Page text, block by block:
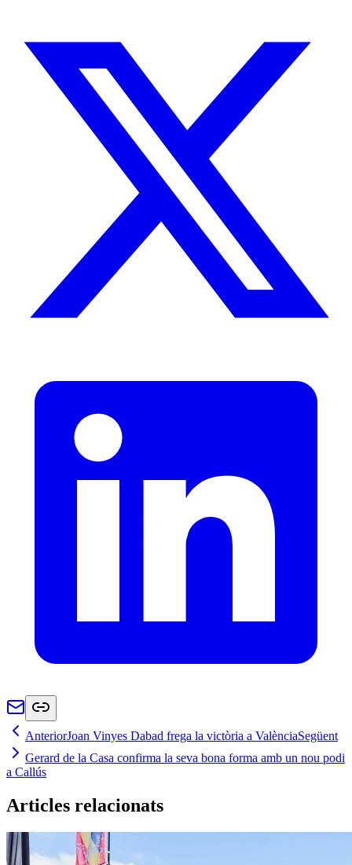
AnteriorJoan Vinyes Dabad frega la victòria a ValènciaSegüent
Gerard de la Casa confirma la seva bona forma amb un nou podi
a Callús
Articles relacionats